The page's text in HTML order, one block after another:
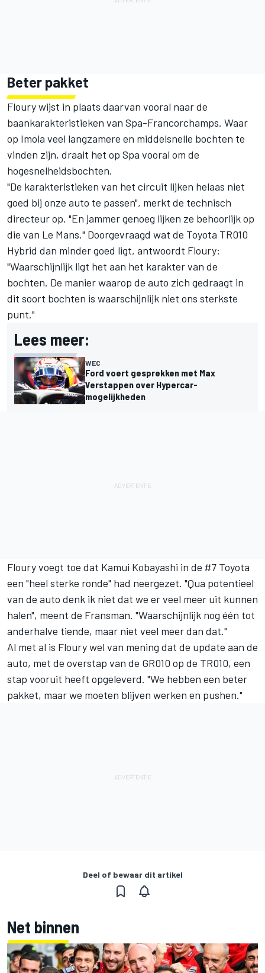
Beter pakket
Floury wijst in plaats daarvan vooral naar de
baankarakteristieken van Spa-Francorchamps. Waar
op Imola veel langzamere en middelsnelle bochten te
vinden zijn, draait het op Spa vooral om de
hogesnelheidsbochten.
"De karakteristieken van het circuit lijken helaas niet
goed bij onze auto te passen", merkt de technisch
directeur op. "En jammer genoeg lijken ze behoorlijk op
die van Le Mans." Doorgevraagd wat de Toyota TR010
Hybrid dan minder goed ligt, antwoordt Floury:
"Waarschijnlijk ligt het aan het karakter van de
bochten. De manier waarop de auto zich gedraagt in
dit soort bochten is waarschijnlijk niet ons sterkste
punt."
Lees meer:
WEC
Ford voert gesprekken met Max
Verstappen over Hypercar-
mogelijkheden
Floury voegt toe dat Kamui Kobayashi in de #7 Toyota
een "heel sterke ronde" had neergezet. "Qua potentieel
van de auto denk ik niet dat we er veel meer uit kunnen
halen", meent de Fransman. "Waarschijnlijk nog één tot
anderhalve tiende, maar niet veel meer dan dat."
Al met al is Floury wel van mening dat de update aan de
auto, met de overstap van de GR010 op de TR010, een
stap vooruit heeft opgeleverd. "We hebben een beter
pakket, maar we moeten blijven werken en pushen."
Deel of bewaar dit artikel
Net binnen